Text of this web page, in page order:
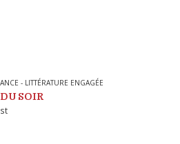
- LITTÉRATURE ENGAGÉE
SOIR